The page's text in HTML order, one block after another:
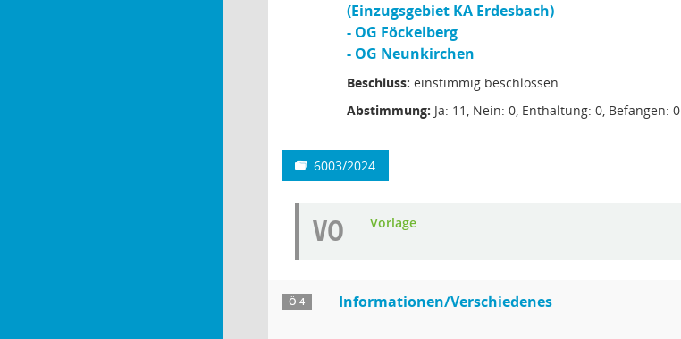
(Einzugsgebiet KA Erdesbach)
- OG Föckelberg
- OG Neunkirchen
Beschluss: einstimmig beschlossen
Abstimmung: Ja: 11, Nein: 0, Enthaltung: 0, Befangen: 0
6003/2024
VO Vorlage
Ö 4 Informationen/Verschiedenes